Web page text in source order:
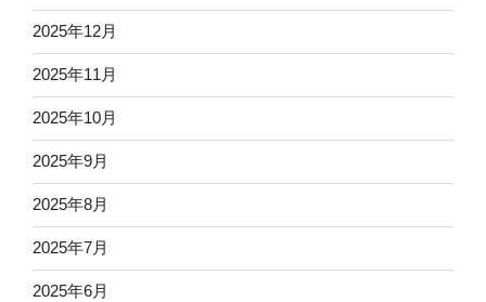
2025年12月
2025年11月
2025年10月
2025年9月
2025年8月
2025年7月
2025年6月